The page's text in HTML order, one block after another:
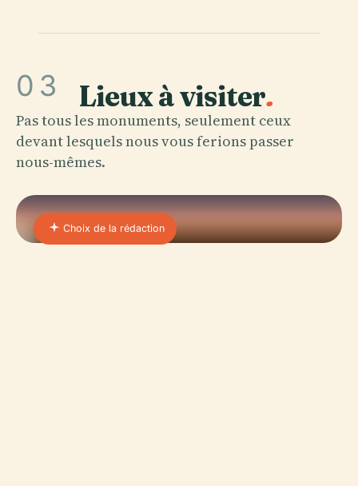
03 Lieux à visiter.
Pas tous les monuments, seulement ceux
devant lesquels nous vous ferions passer
nous-mêmes.
Choix de la rédaction